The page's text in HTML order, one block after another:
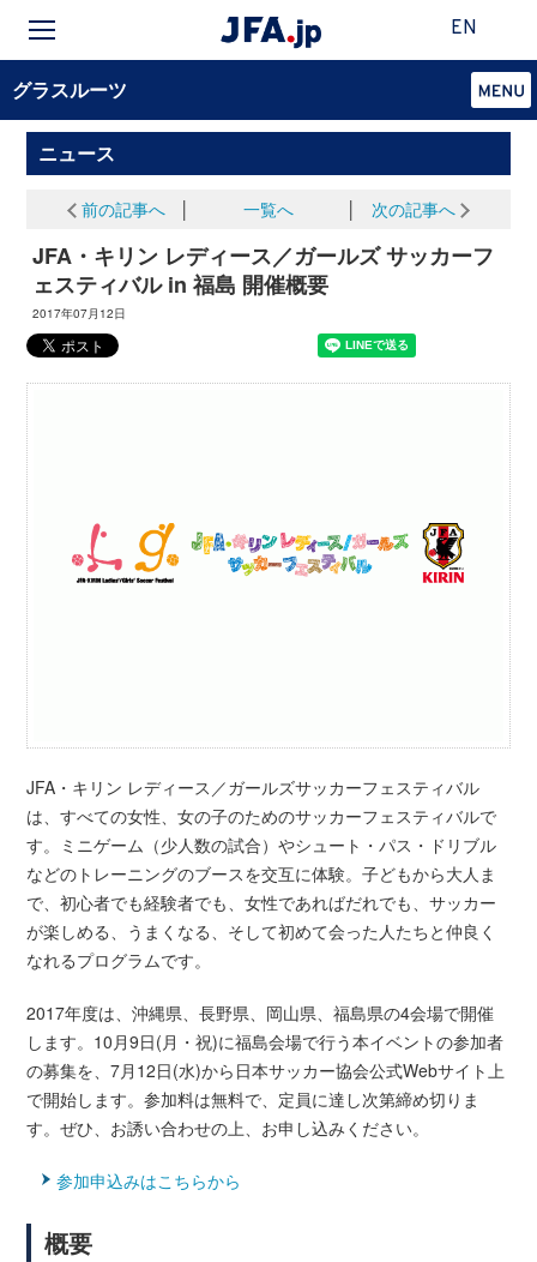
EN
グラスルーツ
ニュース
前の記事へ 一覧へ 次の記事へ
JFA・キリン レディース／ガールズ サッカーフ
ェスティバル in 福島 開催概要
2017年07月12日
JFA・キリン レディース／ガールズサッカーフェスティバル
は、すべての女性、女の子のためのサッカーフェスティバルで
す。ミニゲーム（少人数の試合）やシュート・パス・ドリブル
などのトレーニングのブースを交互に体験。子どもから大人ま
で、初心者でも経験者でも、女性であればだれでも、サッカー
が楽しめる、うまくなる、そして初めて会った人たちと仲良く
なれるプログラムです。
2017年度は、沖縄県、長野県、岡山県、福島県の4会場で開催
します。10月9日(月・祝)に福島会場で行う本イベントの参加者
の募集を、7月12日(水)から日本サッカー協会公式Webサイト上
で開始します。参加料は無料で、定員に達し次第締め切りま
す。ぜひ、お誘い合わせの上、お申し込みください。
参加申込みはこちらから
概要